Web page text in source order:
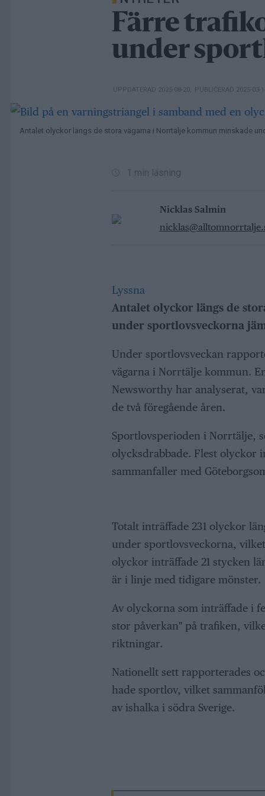
Färre
under
UPPDATERAD 2025-08-20, PUBLICERAD 2025-03-
Antalet olyckor längs de stora vägarna i Norrtälje kommun minskade
1 min läsning
Nicklas Salmin
Lyssna
Antalet olyckor längs de
under sportlovsveckorna
Under sportlovsveckan
vägarna i Norrtälje kommun.
Newsworthy har analyserat,
de två föregående åren.
Sportlovsperioden i Norrtälje,
olycksdrabbade. Flest olyckor
sammanfaller med
Totalt inträffade 231 olyckor
under sportlovsveckorna,
olyckor inträffade 21 stycken
är i linje med tidigare mönster.
Av olyckorna som inträffade i
stor påverkan" på trafiken,
riktningar.
Nationellt sett rapporterades
hade sportlov, vilket
av ishalka i södra Sverige.